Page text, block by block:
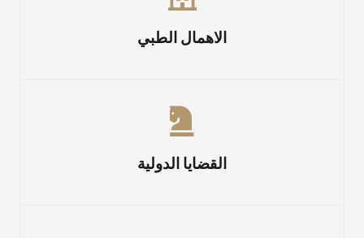
الاهمال الطبي
القضايا الدولية